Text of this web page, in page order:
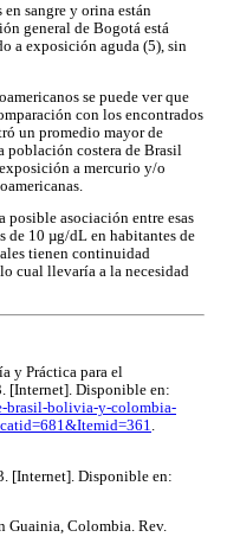
sangre y orina están
general de Bogotá está
a exposición aguda (5), sin
se puede ver que
con los encontrados
un promedio mayor de
población costera de Brasil
a mercurio y/o
posible asociación entre esas
de 10 µg/dL en habitantes de
tienen continuidad
cual llevaría a la necesidad
y Práctica para el
[Internet]. Disponible en:
brasil-bolivia-y-colombia-
.
[Internet]. Disponible en:
Guainia, Colombia. Rev.